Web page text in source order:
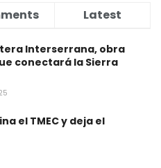
Latest
Interserrana, obra
conectará la Sierra
el TMEC y deja el